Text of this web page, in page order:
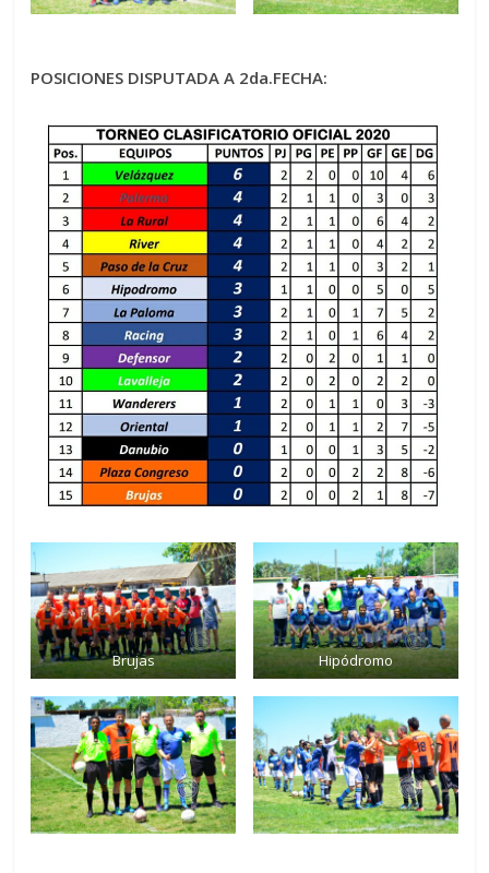
POSICIONES DISPUTADA A 2da.FECHA:
Brujas Hipódromo